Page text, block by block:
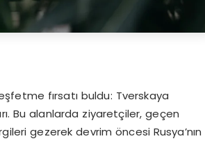
fırsatı buldu: Tverskaya
Bu alanlarda ziyaretçiler, geçen
gezerek devrim öncesi Rusya’nın